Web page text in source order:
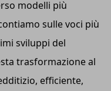
modelli più
sulle voci più
sviluppi del
trasformazione al
efficiente,